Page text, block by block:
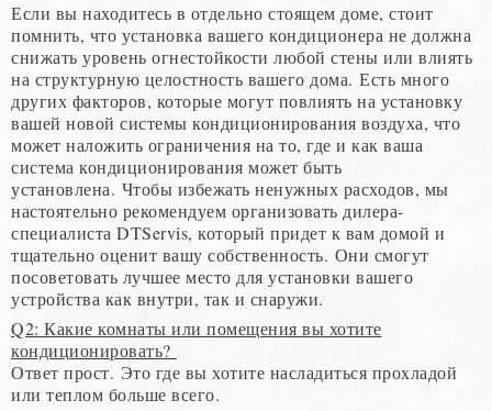
Если вы находитесь в отдельно стоящем доме, стоит
помнить, что установка вашего кондиционера не должна
снижать уровень огнестойкости любой стены или влиять
на структурную целостность вашего дома. Есть много
других факторов, которые могут повлиять на установку
вашей новой системы кондиционирования воздуха, что
может наложить ограничения на то, где и как ваша
система кондиционирования может быть
установлена. Чтобы избежать ненужных расходов, мы
настоятельно рекомендуем организовать дилера-
специалиста DTServis, который придет к вам домой и
тщательно оценит вашу собственность. Они смогут
посоветовать лучшее место для установки вашего
устройства как внутри, так и снаружи.
Q2: Какие комнаты или помещения вы хотите
кондиционировать?
Ответ прост. Это где вы хотите насладиться прохладой
или теплом больше всего.